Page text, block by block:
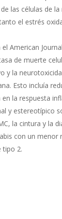
las células de
el estrés
American
de muerte
y la
Esto incluía
la respuesta
y estereotípico
la cintura y la
con un
tipo 2.